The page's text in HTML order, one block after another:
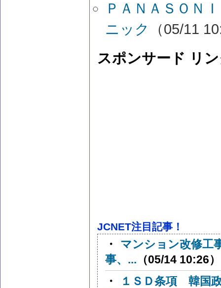
ＰＡＮＡＳＯ
ニック
（05/11
スポンサード リ
JCNET注目記事！
・
マンション改修
事、... （05/14 10:26）
・
１ＳＤ条項 韓国